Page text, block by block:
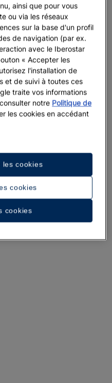
ainsi que pour vous
ou via les réseaux
sur la base d'un profil
de navigation (par ex.
avec le Iberostar
« Accepter les
l'installation de
et de suivi à toutes ces
traite vos informations
notre Politique de
les cookies en accédant
cookies
cookies
les cookies